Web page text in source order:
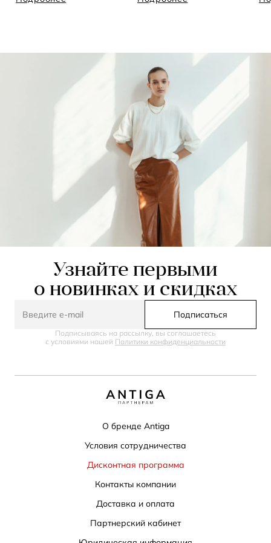
Узнайте первыми
о новинках и скидках
Подписаться
Подписываясь на рассылку, вы соглашаетесь
с условиями нашей Политики конфиденциальности
О бренде Antiga
Условия сотрудничества
Дисконтная программа
Контакты компании
Доставка и оплата
Партнерский кабинет